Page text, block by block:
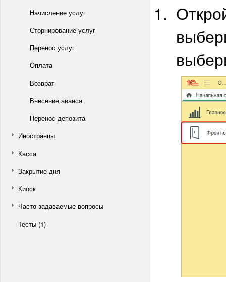
Начисление услуг
Сторнирование услуг
Перенос услуг
Оплата
Возврат
Внесение аванса
Перенос депозита
Иностранцы
Касса
Закрытие дня
Киоск
Часто задаваемые вопросы
Тесты (1)